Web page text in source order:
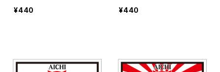
¥440
¥440